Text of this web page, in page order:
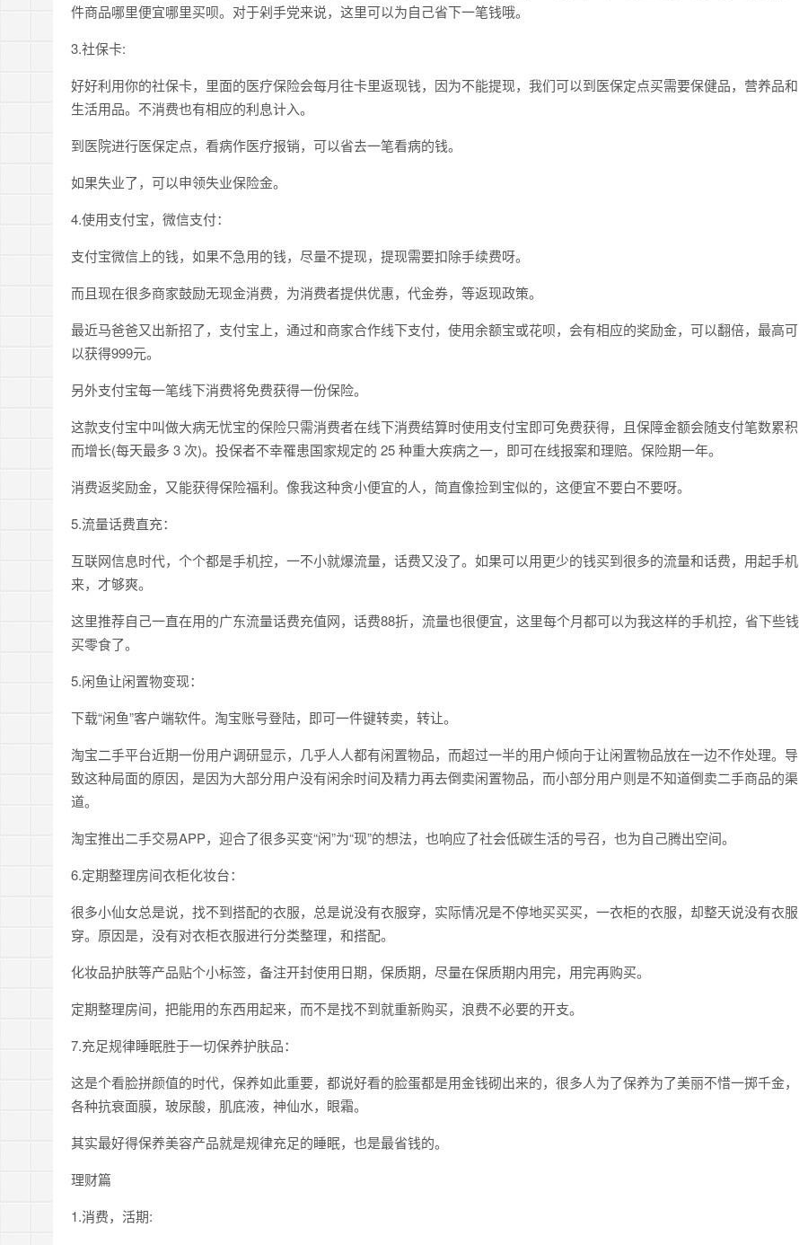
件商品哪里便宜哪里买呗。对于剁手党来说，这里可以为自己省下一笔钱哦。
3.社保卡:
好好利用你的社保卡，里面的医疗保险会每月往卡里返现钱，因为不能提现，我们可以到医保定点买需要保健品，营养品和
生活用品。不消费也有相应的利息计入。
到医院进行医保定点，看病作医疗报销，可以省去一笔看病的钱。
如果失业了，可以申领失业保险金。
4.使用支付宝，微信支付：
支付宝微信上的钱，如果不急用的钱，尽量不提现，提现需要扣除手续费呀。
而且现在很多商家鼓励无现金消费，为消费者提供优惠，代金券，等返现政策。
最近马爸爸又出新招了，支付宝上，通过和商家合作线下支付，使用余额宝或花呗，会有相应的奖励金，可以翻倍，最高可
以获得999元。
另外支付宝每一笔线下消费将免费获得一份保险。
这款支付宝中叫做大病无忧宝的保险只需消费者在线下消费结算时使用支付宝即可免费获得，且保障金额会随支付笔数累积
而增长(每天最多 3 次)。投保者不幸罹患国家规定的 25 种重大疾病之一，即可在线报案和理赔。保险期一年。
消费返奖励金，又能获得保险福利。像我这种贪小便宜的人，简直像捡到宝似的，这便宜不要白不要呀。
5.流量话费直充：
互联网信息时代，个个都是手机控，一不小就爆流量，话费又没了。如果可以用更少的钱买到很多的流量和话费，用起手机
来，才够爽。
这里推荐自己一直在用的广东流量话费充值网，话费88折，流量也很便宜，这里每个月都可以为我这样的手机控，省下些钱
买零食了。
5.闲鱼让闲置物变现：
下载“闲鱼”客户端软件。淘宝账号登陆，即可一件键转卖，转让。
淘宝二手平台近期一份用户调研显示，几乎人人都有闲置物品，而超过一半的用户倾向于让闲置物品放在一边不作处理。导
致这种局面的原因，是因为大部分用户没有闲余时间及精力再去倒卖闲置物品，而小部分用户则是不知道倒卖二手商品的渠
道。
淘宝推出二手交易APP，迎合了很多买变“闲”为“现”的想法，也响应了社会低碳生活的号召，也为自己腾出空间。
6.定期整理房间衣柜化妆台：
很多小仙女总是说，找不到搭配的衣服，总是说没有衣服穿，实际情况是不停地买买买，一衣柜的衣服，却整天说没有衣服
穿。原因是，没有对衣柜衣服进行分类整理，和搭配。
化妆品护肤等产品贴个小标签，备注开封使用日期，保质期，尽量在保质期内用完，用完再购买。
定期整理房间，把能用的东西用起来，而不是找不到就重新购买，浪费不必要的开支。
7.充足规律睡眠胜于一切保养护肤品：
这是个看脸拼颜值的时代，保养如此重要，都说好看的脸蛋都是用金钱砌出来的，很多人为了保养为了美丽不惜一掷千金，
各种抗衰面膜，玻尿酸，肌底液，神仙水，眼霜。
其实最好得保养美容产品就是规律充足的睡眠，也是最省钱的。
理财篇
1.消费，活期: